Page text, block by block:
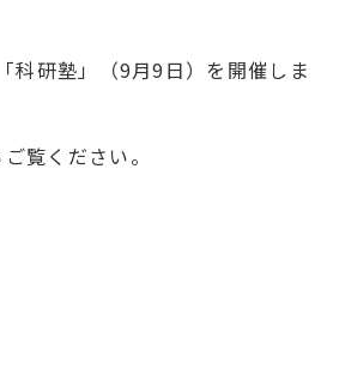
科研塾」（9月9日）を開催しま
覧ください。